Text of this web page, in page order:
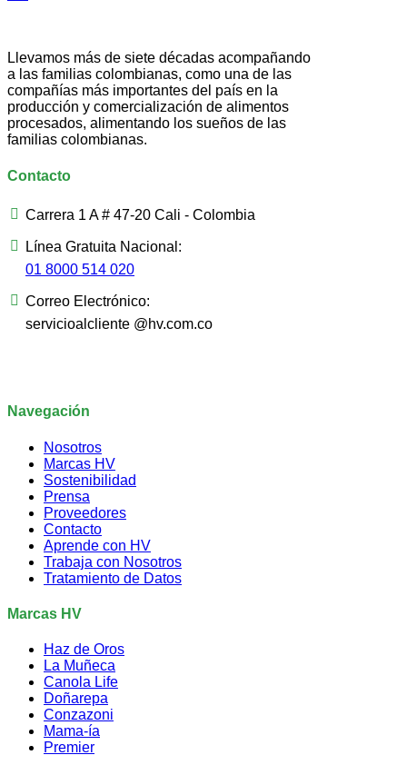
Llevamos más de siete décadas acompañando
a las familias colombianas, como una de las
compañías más importantes del país en la
producción y comercialización de alimentos
procesados, alimentando los sueños de las
familias colombianas.
Contacto
Carrera 1 A # 47-20 Cali - Colombia
Línea Gratuita Nacional:
01 8000 514 020
Correo Electrónico:
servicioalcliente @hv.com.co
Navegación
Nosotros
Marcas HV
Sostenibilidad
Prensa
Proveedores
Contacto
Aprende con HV
Trabaja con Nosotros
Tratamiento de Datos
Marcas HV
Haz de Oros
La Muñeca
Canola Life
Doñarepa
Conzazoni
Mama-ía
Premier